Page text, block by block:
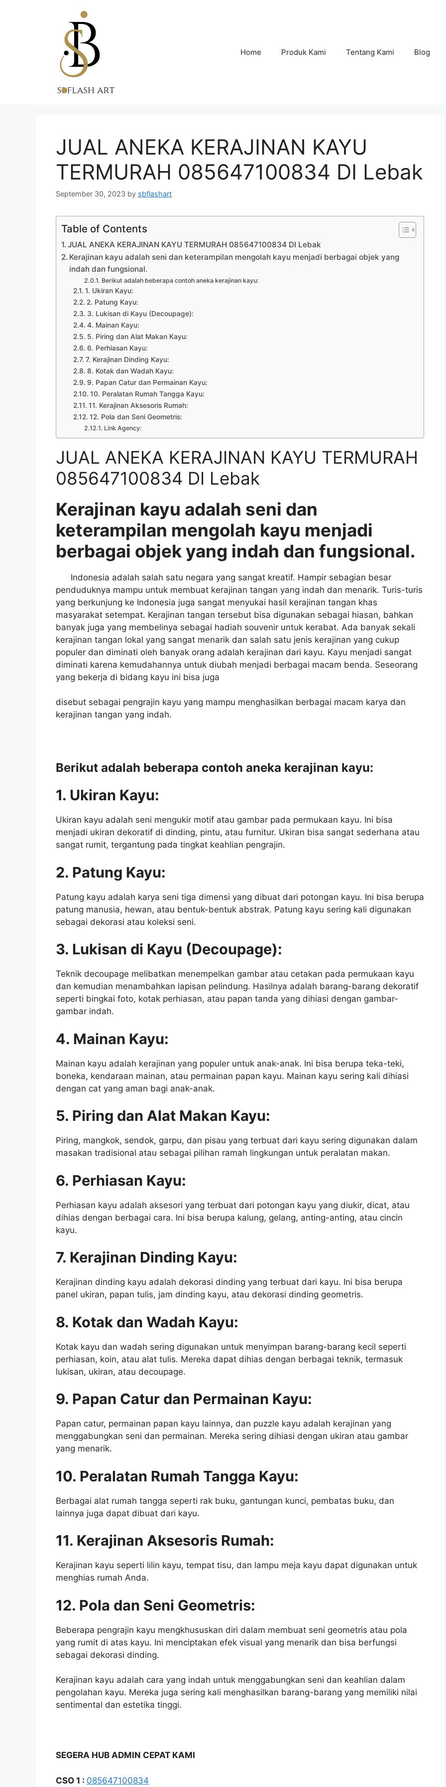
Home Produk Kami Tentang Kami Blog
JUAL ANEKA KERAJINAN KAYU
TERMURAH 085647100834 DI Lebak
September 30, 2023 by sbflashart
Table of Contents
JUAL ANEKA KERAJINAN KAYU TERMURAH 085647100834 DI Lebak
Kerajinan kayu adalah seni dan keterampilan mengolah kayu menjadi berbagai objek yang
indah dan fungsional.
Berikut adalah beberapa contoh aneka kerajinan kayu:
1. Ukiran Kayu:
2. Patung Kayu:
3. Lukisan di Kayu (Decoupage):
4. Mainan Kayu:
5. Piring dan Alat Makan Kayu:
6. Perhiasan Kayu:
7. Kerajinan Dinding Kayu:
8. Kotak dan Wadah Kayu:
9. Papan Catur dan Permainan Kayu:
10. Peralatan Rumah Tangga Kayu:
11. Kerajinan Aksesoris Rumah:
12. Pola dan Seni Geometris:
Link Agency:
JUAL ANEKA KERAJINAN KAYU TERMURAH
085647100834 DI Lebak
Kerajinan kayu adalah seni dan
keterampilan mengolah kayu menjadi
berbagai objek yang indah dan fungsional.
Indonesia adalah salah satu negara yang sangat kreatif. Hampir sebagian besar
penduduknya mampu untuk membuat kerajinan tangan yang indah dan menarik. Turis-turis
yang berkunjung ke Indonesia juga sangat menyukai hasil kerajinan tangan khas
masyarakat setempat. Kerajinan tangan tersebut bisa digunakan sebagai hiasan, bahkan
banyak juga yang membelinya sebagai hadiah souvenir untuk kerabat. Ada banyak sekali
kerajinan tangan lokal yang sangat menarik dan salah satu jenis kerajinan yang cukup
populer dan diminati oleh banyak orang adalah kerajinan dari kayu. Kayu menjadi sangat
diminati karena kemudahannya untuk diubah menjadi berbagai macam benda. Seseorang
yang bekerja di bidang kayu ini bisa juga
disebut sebagai pengrajin kayu yang mampu menghasilkan berbagai macam karya dan
kerajinan tangan yang indah.
Berikut adalah beberapa contoh aneka kerajinan kayu:
1. Ukiran Kayu:
Ukiran kayu adalah seni mengukir motif atau gambar pada permukaan kayu. Ini bisa
menjadi ukiran dekoratif di dinding, pintu, atau furnitur. Ukiran bisa sangat sederhana atau
sangat rumit, tergantung pada tingkat keahlian pengrajin.
2. Patung Kayu:
Patung kayu adalah karya seni tiga dimensi yang dibuat dari potongan kayu. Ini bisa berupa
patung manusia, hewan, atau bentuk-bentuk abstrak. Patung kayu sering kali digunakan
sebagai dekorasi atau koleksi seni.
3. Lukisan di Kayu (Decoupage):
Teknik decoupage melibatkan menempelkan gambar atau cetakan pada permukaan kayu
dan kemudian menambahkan lapisan pelindung. Hasilnya adalah barang-barang dekoratif
seperti bingkai foto, kotak perhiasan, atau papan tanda yang dihiasi dengan gambar-
gambar indah.
4. Mainan Kayu:
Mainan kayu adalah kerajinan yang populer untuk anak-anak. Ini bisa berupa teka-teki,
boneka, kendaraan mainan, atau permainan papan kayu. Mainan kayu sering kali dihiasi
dengan cat yang aman bagi anak-anak.
5. Piring dan Alat Makan Kayu:
Piring, mangkok, sendok, garpu, dan pisau yang terbuat dari kayu sering digunakan dalam
masakan tradisional atau sebagai pilihan ramah lingkungan untuk peralatan makan.
6. Perhiasan Kayu:
Perhiasan kayu adalah aksesori yang terbuat dari potongan kayu yang diukir, dicat, atau
dihias dengan berbagai cara. Ini bisa berupa kalung, gelang, anting-anting, atau cincin
kayu.
7. Kerajinan Dinding Kayu:
Kerajinan dinding kayu adalah dekorasi dinding yang terbuat dari kayu. Ini bisa berupa
panel ukiran, papan tulis, jam dinding kayu, atau dekorasi dinding geometris.
8. Kotak dan Wadah Kayu:
Kotak kayu dan wadah sering digunakan untuk menyimpan barang-barang kecil seperti
perhiasan, koin, atau alat tulis. Mereka dapat dihias dengan berbagai teknik, termasuk
lukisan, ukiran, atau decoupage.
9. Papan Catur dan Permainan Kayu:
Papan catur, permainan papan kayu lainnya, dan puzzle kayu adalah kerajinan yang
menggabungkan seni dan permainan. Mereka sering dihiasi dengan ukiran atau gambar
yang menarik.
10. Peralatan Rumah Tangga Kayu:
Berbagai alat rumah tangga seperti rak buku, gantungan kunci, pembatas buku, dan
lainnya juga dapat dibuat dari kayu.
11. Kerajinan Aksesoris Rumah:
Kerajinan kayu seperti lilin kayu, tempat tisu, dan lampu meja kayu dapat digunakan untuk
menghias rumah Anda.
12. Pola dan Seni Geometris:
Beberapa pengrajin kayu mengkhususkan diri dalam membuat seni geometris atau pola
yang rumit di atas kayu. Ini menciptakan efek visual yang menarik dan bisa berfungsi
sebagai dekorasi dinding.
Kerajinan kayu adalah cara yang indah untuk menggabungkan seni dan keahlian dalam
pengolahan kayu. Mereka juga sering kali menghasilkan barang-barang yang memiliki nilai
sentimental dan estetika tinggi.
SEGERA HUB ADMIN CEPAT KAMI
CSO 1 : 085647100834